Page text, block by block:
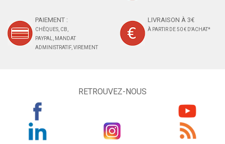
PAIEMENT :
CHÈQUES, CB,
PAYPAL, MANDAT
ADMINISTRATIF, VIREMENT
LIVRAISON À 3€
À PARTIR DE 50 € D'ACHAT*
RETROUVEZ-NOUS